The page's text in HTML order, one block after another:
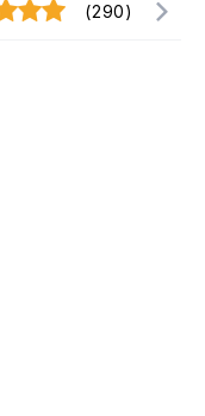
(290)